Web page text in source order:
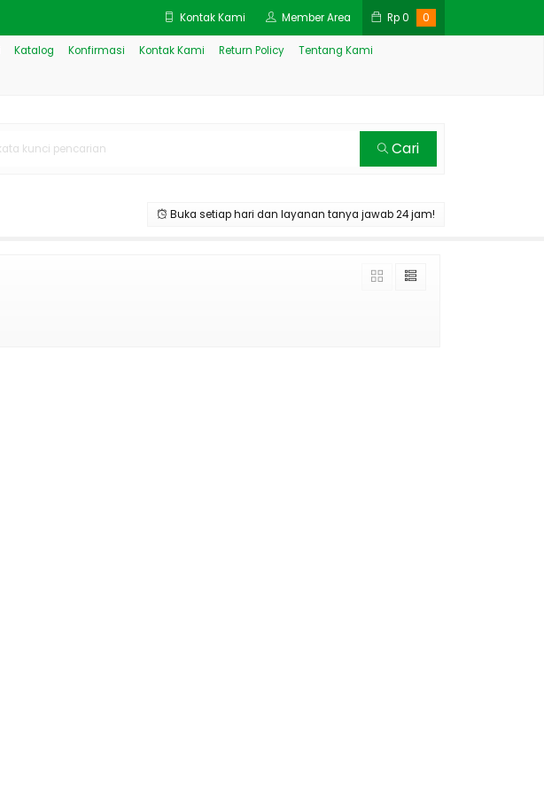
Kontak Kami Member Area Rp0 0
Katalog Konfirmasi Kontak Kami Return Policy Tentang Kami
Cari
Buka setiap hari dan layanan tanya jawab 24 jam!